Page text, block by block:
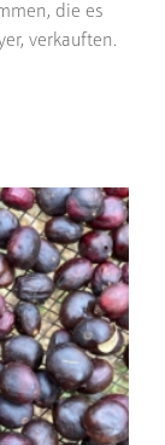
die es
verkauften.